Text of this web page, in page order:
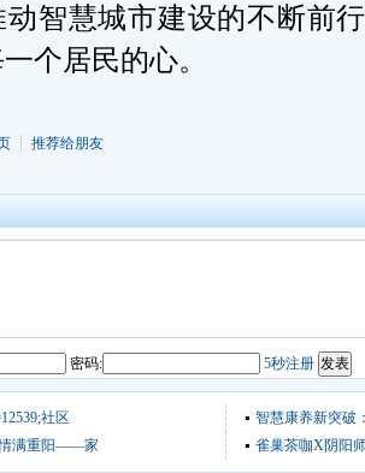
动智慧城市建设的不断前
个居民的心。
推荐给朋友
密码: 5秒注册
社区
智慧康养新突破
满重阳——家
雀巢茶咖X阴阳